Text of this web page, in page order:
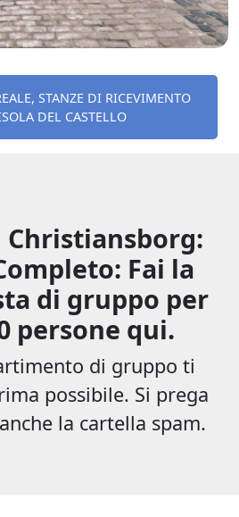
STANZE DI RICEVIMENTO
DEL CASTELLO
Christiansborg:
Fai la
di gruppo per
persone qui.
di gruppo ti
possibile. Si prega
la cartella spam.